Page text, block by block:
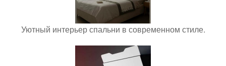
Уютный интерьер спальни в современном стиле.